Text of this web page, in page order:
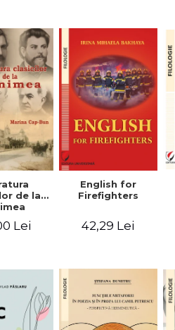
Bilingual
Romanian-
English guide
with practical
vocabulary
de la
Lei
English for
Firefighters
42,29 Lei